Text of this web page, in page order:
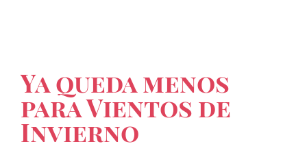
Ya queda menos
para Vientos de
Invierno